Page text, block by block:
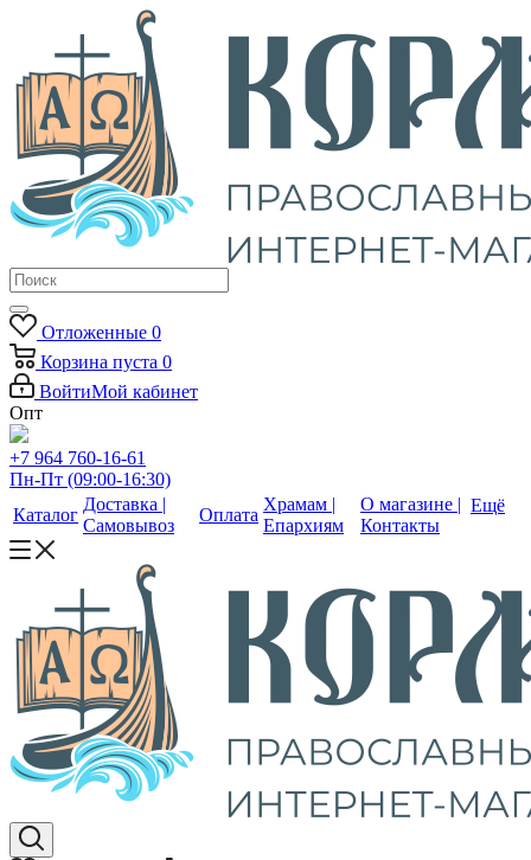
Отложенные 0
Корзина пуста 0
ВойтиМой кабинет
Опт
+7 964 760-16-61
Пн-Пт (09:00-16:30)
Каталог
Доставка |
Самовывоз
Оплата
Храмам |
Епархиям
О магазине |
Контакты
Ещё